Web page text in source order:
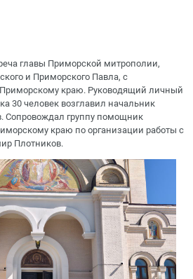
главы Приморской митрополии,
и Приморского Павла, с
краю. Руководящий личный
30 человек возглавил начальник
Сопровождал группу помощник
краю по организации работы с
Плотников.